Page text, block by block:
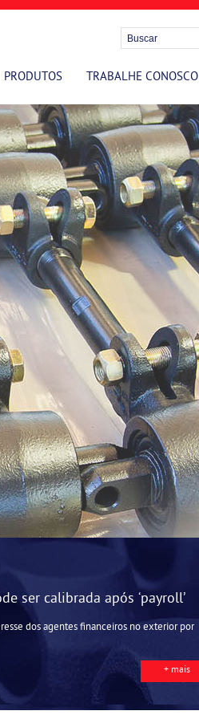
PRODUTOS TRABALHE CONOSCO
ser calibrada após ‘payroll’
dos agentes financeiros no exterior por
+ mais